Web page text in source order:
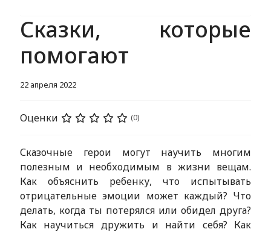
Сказки, которые
помогают
22 апреля 2022
Оценки (0)
Сказочные герои могут научить многим
полезным и необходимым в жизни вещам.
Как объяснить ребенку, что испытывать
отрицательные эмоции может каждый? Что
делать, когда ты потерялся или обидел друга?
Как научиться дружить и найти себя? Как